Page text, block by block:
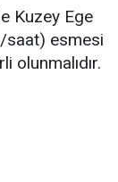
Kuzey Ege
saat) esmesi
olunmalıdır.